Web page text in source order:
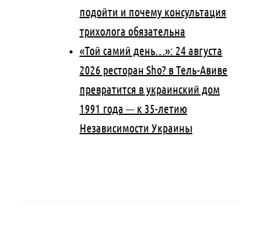
подойти и почему консультация
трихолога обязательна
«Той самий день…»: 24 августа
2026 ресторан Sho? в Тель-Авиве
превратится в украинский дом
1991 года — к 35-летию
Независимости Украины